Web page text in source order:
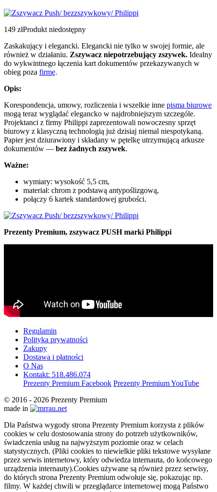
149 złProdukt niedostępny
Zaskakujący i elegancki. Elegancki nie tylko w swojej formie, ale
również w działaniu. Zszywacz niepotrzebujący zszywek. Idealny
do wykwintnego łączenia kart dokumentów przekazywanych w
obieg poza firmę.
Opis:
Korespondencja, umowy, rozliczenia i wszelkie inne pisma biurowe
mogą teraz wyglądać elegancko w najdrobniejszym szczególe.
Projektanci z firmy Philippi zaprezentowali nowoczesny sprzęt
biurowy z klasyczną technologią już dzisiaj niemal niespotykaną.
Papier jest dziurawiony i składany w pętelkę utrzymującą arkusze
dokumentów — bez żadnych zszywek.
Ważne:
wymiary: wysokość 5,5 cm,
materiał: chrom z podstawą antypoślizgową,
połączy 6 kartek standardowej grubości.
Prezenty Premium, zszywacz PUSH marki Philippi
Regulamin
Polityka prywatności
Zakupy
Dostawa i płatności
O Nas
Kontakt: 518.486.074
Prezenty Premium Facebook Prezenty Premium YouTube
© 2016 - 2026 Prezenty Premium
made in
Dla Państwa wygody strona Prezenty Premium korzysta z plików
cookies w celu dostosowania strony do potrzeb użytkowników,
świadczenia usług na najwyższym poziomie oraz w celach
statystycznych. (Pliki cookies to niewielkie pliki tekstowe wysyłane
przez serwis internetowy, który odwiedza internauta, do końcowego
urządzenia internauty).Cookies używane są również przez serwisy,
do których strona Prezenty Premium odwołuje się, pokazując np.
filmy. W każdej chwili w przeglądarce internetowej mogą Państwo